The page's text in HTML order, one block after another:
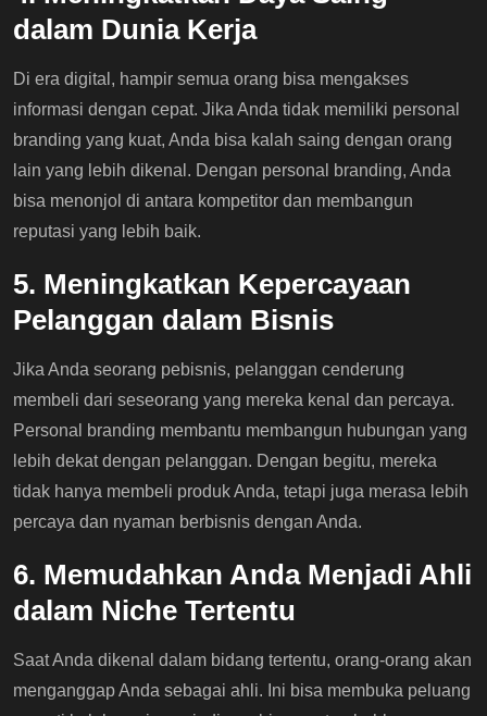
dalam Dunia Kerja
Di era digital, hampir semua orang bisa mengakses
informasi dengan cepat. Jika Anda tidak memiliki personal
branding yang kuat, Anda bisa kalah saing dengan orang
lain yang lebih dikenal. Dengan personal branding, Anda
bisa menonjol di antara kompetitor dan membangun
reputasi yang lebih baik.
5. Meningkatkan Kepercayaan
Pelanggan dalam Bisnis
Jika Anda seorang pebisnis, pelanggan cenderung
membeli dari seseorang yang mereka kenal dan percaya.
Personal branding membantu membangun hubungan yang
lebih dekat dengan pelanggan. Dengan begitu, mereka
tidak hanya membeli produk Anda, tetapi juga merasa lebih
percaya dan nyaman berbisnis dengan Anda.
6. Memudahkan Anda Menjadi Ahli
dalam Niche Tertentu
Saat Anda dikenal dalam bidang tertentu, orang-orang akan
menganggap Anda sebagai ahli. Ini bisa membuka peluang